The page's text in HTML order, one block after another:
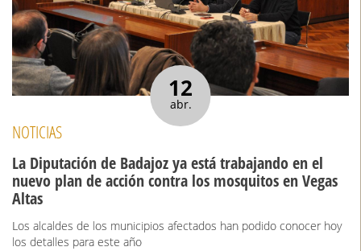
12
abr.
NOTICIAS
La Diputación de Badajoz ya está trabajando en el
nuevo plan de acción contra los mosquitos en Vegas
Altas
Los alcaldes de los municipios afectados han podido conocer hoy
los detalles para este año